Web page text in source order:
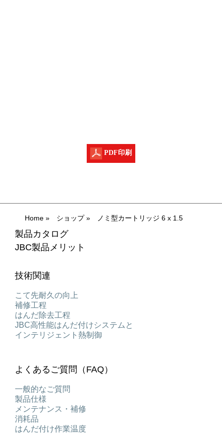
PDF印刷
Home» ショップ» ノミ型カートリッジ 6 x 1.5
製品カタログ
JBC製品メリット
技術関連
こて先耐久の向上
補修工程
はんだ除去工程
JBC高性能はんだ付けシステムと
インテリジェント熱制御
よくあるご質問（FAQ）
一般的なご質問
製品仕様
メンテナンス・補修
消耗品
はんだ付け作業温度